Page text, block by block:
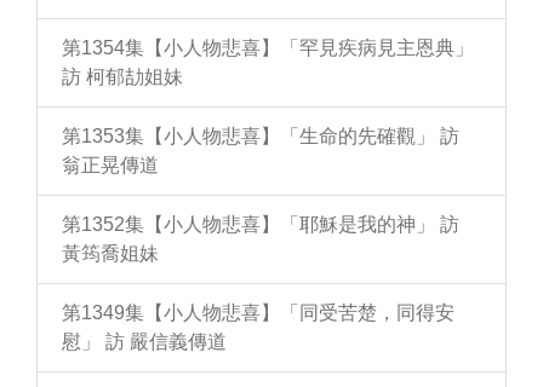
第1354集【小人物悲喜】「罕見疾病見主恩典」
訪 柯郁劼姐妹
第1353集【小人物悲喜】「生命的先確觀」 訪
翁正晃傳道
第1352集【小人物悲喜】「耶穌是我的神」 訪
黃筠喬姐妹
第1349集【小人物悲喜】「同受苦楚，同得安
慰」 訪 嚴信義傳道